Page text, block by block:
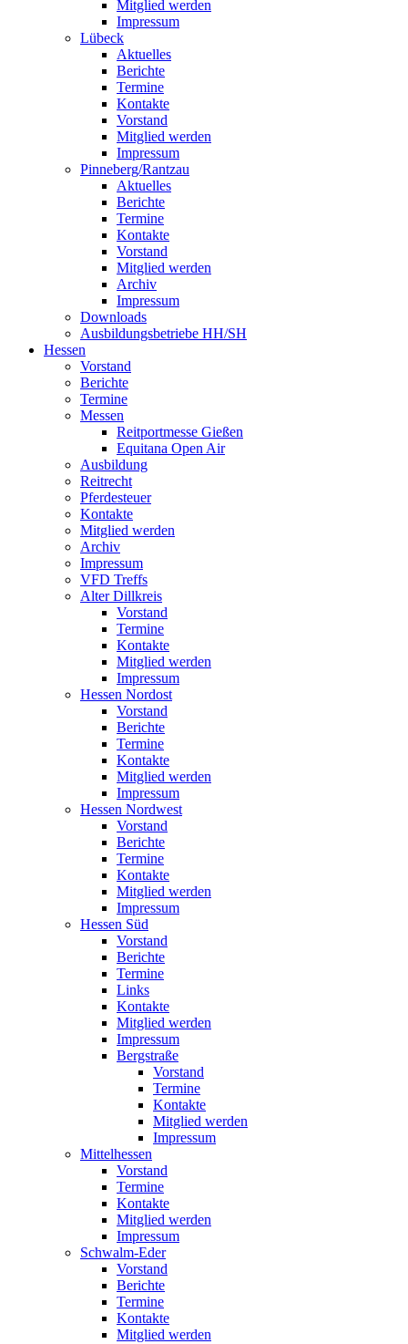
Mitglied werden
Impressum
Lübeck
Aktuelles
Berichte
Termine
Kontakte
Vorstand
Mitglied werden
Impressum
Pinneberg/Rantzau
Aktuelles
Berichte
Termine
Kontakte
Vorstand
Mitglied werden
Archiv
Impressum
Downloads
Ausbildungsbetriebe HH/SH
Hessen
Vorstand
Berichte
Termine
Messen
Reitportmesse Gießen
Equitana Open Air
Ausbildung
Reitrecht
Pferdesteuer
Kontakte
Mitglied werden
Archiv
Impressum
VFD Treffs
Alter Dillkreis
Vorstand
Termine
Kontakte
Mitglied werden
Impressum
Hessen Nordost
Vorstand
Berichte
Termine
Kontakte
Mitglied werden
Impressum
Hessen Nordwest
Vorstand
Berichte
Termine
Kontakte
Mitglied werden
Impressum
Hessen Süd
Vorstand
Berichte
Termine
Links
Kontakte
Mitglied werden
Impressum
Bergstraße
Vorstand
Termine
Kontakte
Mitglied werden
Impressum
Mittelhessen
Vorstand
Termine
Kontakte
Mitglied werden
Impressum
Schwalm-Eder
Vorstand
Berichte
Termine
Kontakte
Mitglied werden